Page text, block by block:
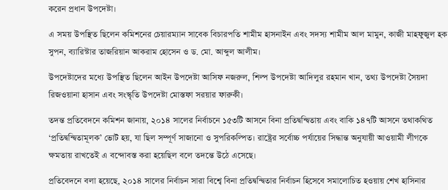
করেন প্রধান উপদেষ্টা।
এ সময় উপস্থিত ছিলেন কমিশনের চেয়ারম্যান সাবেক বিচারপতি শামীম হাসনাইন এবং সদস্য শামীম আল মামুন, কাজী মাহফুজুল হক
সুপন, ব্যারিস্টার তাজরিয়ান আকরাম হোসেন ও ড. মো. আব্দুল আলীম।
উপদেষ্টাদের মধ্যে উপস্থিত ছিলেন আইন উপদেষ্টা আসিফ নজরুল, শিল্প উপদেষ্টা আদিলুর রহমান খান, তথ্য উপদেষ্টা সৈয়দা
রিজওয়ানা হাসান এবং সংস্কৃতি উপদেষ্টা মোস্তফা সরয়ার ফারুকী।
তদন্ত প্রতিবেদনে কমিশন জানায়, ২০১৪ সালের নির্বাচনে ১৫৩টি আসনে বিনা প্রতিদ্বন্দ্বিতায় এবং বাকি ১৪৭টি আসনে তথাকথিত
‘প্রতিদ্বন্দ্বিতামূলক’ ভোট হয়, যা ছিল সম্পূর্ণ সাজানো ও সুপরিকল্পিত। রাষ্ট্রের সর্বোচ্চ পর্যায়ের সিদ্ধান্ত অনুযায়ী আওয়ামী লীগকে
ক্ষমতায় রাখতেই এ বন্দোবস্ত করা হয়েছিল বলে তদন্তে উঠে এসেছে।
প্রতিবেদনে বলা হয়েছে, ২০১৪ সালের নির্বাচন সারা বিশ্বে বিনা প্রতিদ্বন্দ্বিতার নির্বাচন হিসেবে সমালোচিত হওয়ায় শেখ হাসিনার